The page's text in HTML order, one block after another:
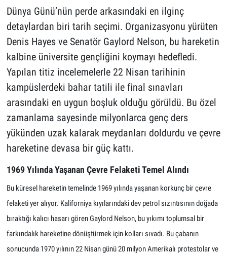
Dünya Günü’nün perde arkasındaki en ilginç
detaylardan biri tarih seçimi. Organizasyonu yürüten
Denis Hayes ve Senatör Gaylord Nelson, bu hareketin
kalbine üniversite gençliğini koymayı hedefledi.
Yapılan titiz incelemelerle 22 Nisan tarihinin
kampüslerdeki bahar tatili ile final sınavları
arasındaki en uygun boşluk olduğu görüldü. Bu özel
zamanlama sayesinde milyonlarca genç ders
yükünden uzak kalarak meydanları doldurdu ve çevre
hareketine devasa bir güç kattı.
1969 Yılında Yaşanan Çevre Felaketi Temel Alındı
Bu küresel hareketin temelinde 1969 yılında yaşanan korkunç bir çevre
felaketi yer alıyor. Kaliforniya kıyılarındaki dev petrol sızıntısının doğada
bıraktığı kalıcı hasarı gören Gaylord Nelson, bu yıkımı toplumsal bir
farkındalık hareketine dönüştürmek için kolları sıvadı. Bu çabanın
sonucunda 1970 yılının 22 Nisan günü 20 milyon Amerikalı protestolar ve